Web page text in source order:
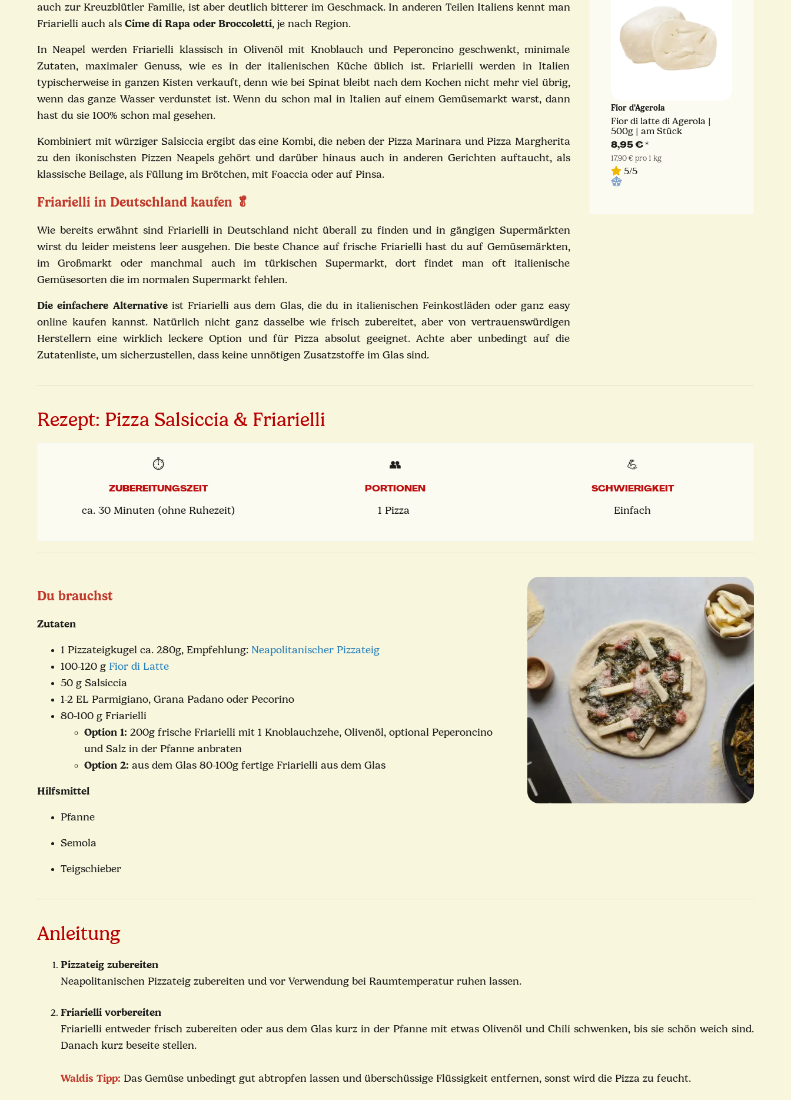
auch zur Kreuzblütler Familie, ist aber deutlich bitterer im Geschmack. In anderen Teilen Italiens kennt man
Friarielli auch als Cime di Rapa oder Broccoletti, je nach Region.
In Neapel werden Friarielli klassisch in Olivenöl mit Knoblauch und Peperoncino geschwenkt, minimale
Zutaten, maximaler Genuss, wie es in der italienischen Küche üblich ist. Friarielli werden in Italien
typischerweise in ganzen Kisten verkauft, denn wie bei Spinat bleibt nach dem Kochen nicht mehr viel übrig,
wenn das ganze Wasser verdunstet ist. Wenn du schon mal in Italien auf einem Gemüsemarkt warst, dann
hast du sie 100% schon mal gesehen.
Kombiniert mit würziger Salsiccia ergibt das eine Kombi, die neben der Pizza Marinara und Pizza Margherita
zu den ikonischsten Pizzen Neapels gehört und darüber hinaus auch in anderen Gerichten auftaucht, als
klassische Beilage, als Füllung im Brötchen, mit Foaccia oder auf Pinsa.
Friarielli in Deutschland kaufen 🥬
Wie bereits erwähnt sind Friarielli in Deutschland nicht überall zu finden und in gängigen Supermärkten
wirst du leider meistens leer ausgehen. Die beste Chance auf frische Friarielli hast du auf Gemüsemärkten,
im Großmarkt oder manchmal auch im türkischen Supermarkt, dort findet man oft italienische
Gemüsesorten die im normalen Supermarkt fehlen.
Die einfachere Alternativeist Friarielli aus dem Glas, die du in italienischen Feinkostläden oder ganz easy
online kaufen kannst. Natürlich nicht ganz dasselbe wie frisch zubereitet, aber von vertrauenswürdigen
Herstellern eine wirklich leckere Option und für Pizza absolut geeignet. Achte aber unbedingt auf die
Zutatenliste, um sicherzustellen, dass keine unnötigen Zusatzstoffe im Glas sind.
Schnitt | Latteria
Sorrentina
25,90 €
12,95 € pro 1 kg
Fior d'Agerola
Fior di latte di Agerola |
500g | am Stück
8,95 €*
17,90 € pro 1 kg
5/5
Rezept: Pizza Salsiccia & Friarielli
⏱️
ZUBEREITUNGSZEIT
ca. 30 Minuten (ohne Ruhezeit)
👥
PORTIONEN
1 Pizza
💪
SCHWIERIGKEIT
Einfach
Du brauchst
Zutaten
1 Pizzateigkugel ca. 280g, Empfehlung: Neapolitanischer Pizzateig
100-120 g Fior di Latte
50 g Salsiccia
1-2 EL Parmigiano, Grana Padano oder Pecorino
80-100 g Friarielli
Option 1: 200g frische Friarielli mit 1 Knoblauchzehe, Olivenöl, optional Peperoncino
und Salz in der Pfanne anbraten
Option 2: aus dem Glas 80-100g fertige Friarielli aus dem Glas
Hilfsmittel
Pfanne
Semola
Teigschieber
Anleitung
Pizzateig zubereiten
Neapolitanischen Pizzateig zubereiten und vor Verwendung bei Raumtemperatur ruhen lassen.
Friarielli vorbereiten
Friarielli entweder frisch zubereiten oder aus dem Glas kurz in der Pfanne mit etwas Olivenöl und Chili schwenken, bis sie schön weich sind.
Danach kurz beseite stellen.
Waldis Tipp: Das Gemüse unbedingt gut abtropfen lassen und überschüssige Flüssigkeit entfernen, sonst wird die Pizza zu feucht.